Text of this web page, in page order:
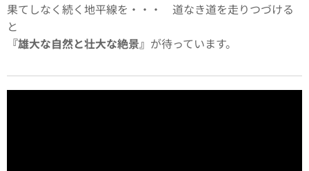
果てしなく続く地平線を・・・ 道なき道を走りつづける
と
『雄大な自然と壮大な絶景』 が待っています。